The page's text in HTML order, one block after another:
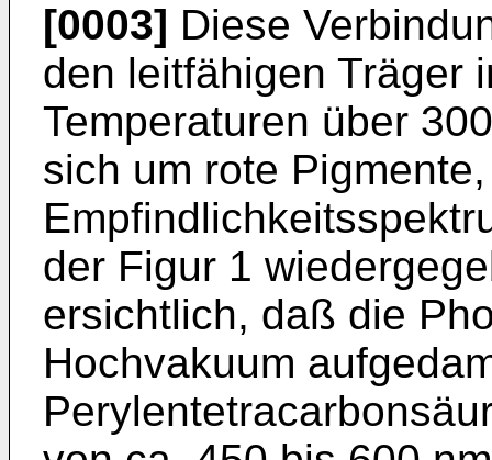
[0003] Diese
den leitfähigen Träger
Temperaturen über
sich um rote
der Figur 1
ersichtlich, daß die
Hochvakuum